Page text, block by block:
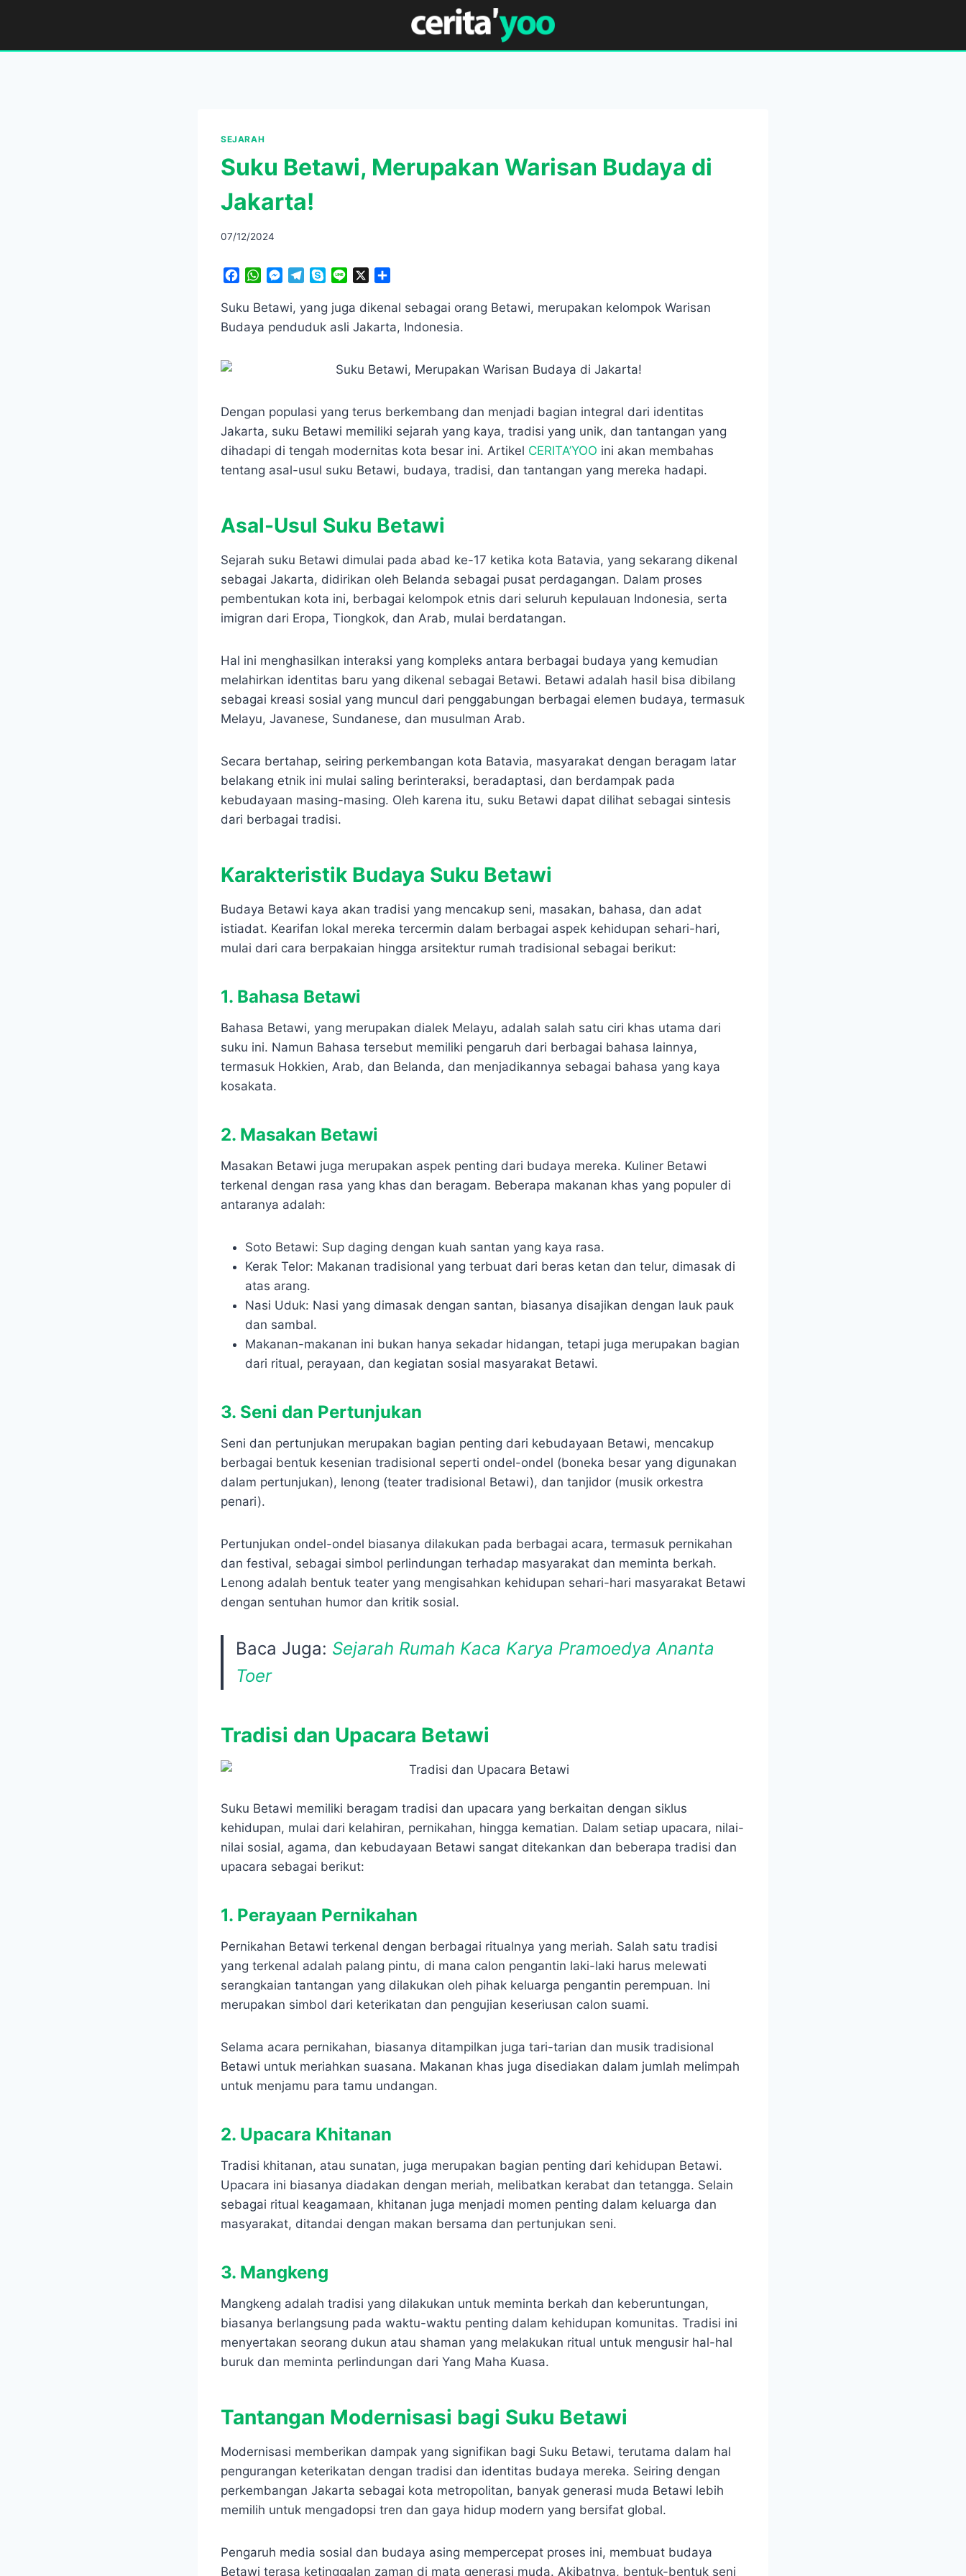
content
SEJARAH
Suku Betawi, Merupakan Warisan Budaya di
Jakarta!
07/12/2024
c
e
W
a
t
M
s
s
l
e
y
p
n
e
a
r
Suku Betawi, yang juga dikenal sebagai orang Betawi, merupakan kelompok Warisan
Budaya penduduk asli Jakarta, Indonesia.
Dengan populasi yang terus berkembang dan menjadi bagian integral dari identitas
Jakarta, suku Betawi memiliki sejarah yang kaya, tradisi yang unik, dan tantangan yang
dihadapi di tengah modernitas kota besar ini. Artikel CERITA’YOO ini akan membahas
tentang asal-usul suku Betawi, budaya, tradisi, dan tantangan yang mereka hadapi.
Asal-Usul Suku Betawi
Sejarah suku Betawi dimulai pada abad ke-17 ketika kota Batavia, yang sekarang dikenal
sebagai Jakarta, didirikan oleh Belanda sebagai pusat perdagangan. Dalam proses
pembentukan kota ini, berbagai kelompok etnis dari seluruh kepulauan Indonesia, serta
imigran dari Eropa, Tiongkok, dan Arab, mulai berdatangan.
Hal ini menghasilkan interaksi yang kompleks antara berbagai budaya yang kemudian
melahirkan identitas baru yang dikenal sebagai Betawi. Betawi adalah hasil bisa dibilang
sebagai kreasi sosial yang muncul dari penggabungan berbagai elemen budaya, termasuk
Melayu, Javanese, Sundanese, dan musulman Arab.
Secara bertahap, seiring perkembangan kota Batavia, masyarakat dengan beragam latar
belakang etnik ini mulai saling berinteraksi, beradaptasi, dan berdampak pada
kebudayaan masing-masing. Oleh karena itu, suku Betawi dapat dilihat sebagai sintesis
dari berbagai tradisi.
Karakteristik Budaya Suku Betawi
Budaya Betawi kaya akan tradisi yang mencakup seni, masakan, bahasa, dan adat
istiadat. Kearifan lokal mereka tercermin dalam berbagai aspek kehidupan sehari-hari,
mulai dari cara berpakaian hingga arsitektur rumah tradisional sebagai berikut:
1. Bahasa Betawi
Bahasa Betawi, yang merupakan dialek Melayu, adalah salah satu ciri khas utama dari
suku ini. Namun Bahasa tersebut memiliki pengaruh dari berbagai bahasa lainnya,
termasuk Hokkien, Arab, dan Belanda, dan menjadikannya sebagai bahasa yang kaya
kosakata.
2. Masakan Betawi
Masakan Betawi juga merupakan aspek penting dari budaya mereka. Kuliner Betawi
terkenal dengan rasa yang khas dan beragam. Beberapa makanan khas yang populer di
antaranya adalah:
Soto Betawi: Sup daging dengan kuah santan yang kaya rasa.
Kerak Telor: Makanan tradisional yang terbuat dari beras ketan dan telur, dimasak di
atas arang.
Nasi Uduk: Nasi yang dimasak dengan santan, biasanya disajikan dengan lauk pauk
dan sambal.
Makanan-makanan ini bukan hanya sekadar hidangan, tetapi juga merupakan bagian
dari ritual, perayaan, dan kegiatan sosial masyarakat Betawi.
3. Seni dan Pertunjukan
Seni dan pertunjukan merupakan bagian penting dari kebudayaan Betawi, mencakup
berbagai bentuk kesenian tradisional seperti ondel-ondel (boneka besar yang digunakan
dalam pertunjukan), lenong (teater tradisional Betawi), dan tanjidor (musik orkestra
penari).
Pertunjukan ondel-ondel biasanya dilakukan pada berbagai acara, termasuk pernikahan
dan festival, sebagai simbol perlindungan terhadap masyarakat dan meminta berkah.
Lenong adalah bentuk teater yang mengisahkan kehidupan sehari-hari masyarakat Betawi
dengan sentuhan humor dan kritik sosial.
Baca Juga: Sejarah Rumah Kaca Karya Pramoedya Ananta
Toer
Tradisi dan Upacara Betawi
Suku Betawi memiliki beragam tradisi dan upacara yang berkaitan dengan siklus
kehidupan, mulai dari kelahiran, pernikahan, hingga kematian. Dalam setiap upacara, nilai-
nilai sosial, agama, dan kebudayaan Betawi sangat ditekankan dan beberapa tradisi dan
upacara sebagai berikut:
1. Perayaan Pernikahan
Pernikahan Betawi terkenal dengan berbagai ritualnya yang meriah. Salah satu tradisi
yang terkenal adalah palang pintu, di mana calon pengantin laki-laki harus melewati
serangkaian tantangan yang dilakukan oleh pihak keluarga pengantin perempuan. Ini
merupakan simbol dari keterikatan dan pengujian keseriusan calon suami.
Selama acara pernikahan, biasanya ditampilkan juga tari-tarian dan musik tradisional
Betawi untuk meriahkan suasana. Makanan khas juga disediakan dalam jumlah melimpah
untuk menjamu para tamu undangan.
2. Upacara Khitanan
Tradisi khitanan, atau sunatan, juga merupakan bagian penting dari kehidupan Betawi.
Upacara ini biasanya diadakan dengan meriah, melibatkan kerabat dan tetangga. Selain
sebagai ritual keagamaan, khitanan juga menjadi momen penting dalam keluarga dan
masyarakat, ditandai dengan makan bersama dan pertunjukan seni.
3. Mangkeng
Mangkeng adalah tradisi yang dilakukan untuk meminta berkah dan keberuntungan,
biasanya berlangsung pada waktu-waktu penting dalam kehidupan komunitas. Tradisi ini
menyertakan seorang dukun atau shaman yang melakukan ritual untuk mengusir hal-hal
buruk dan meminta perlindungan dari Yang Maha Kuasa.
Tantangan Modernisasi bagi Suku Betawi
Modernisasi memberikan dampak yang signifikan bagi Suku Betawi, terutama dalam hal
pengurangan keterikatan dengan tradisi dan identitas budaya mereka. Seiring dengan
perkembangan Jakarta sebagai kota metropolitan, banyak generasi muda Betawi lebih
memilih untuk mengadopsi tren dan gaya hidup modern yang bersifat global.
Pengaruh media sosial dan budaya asing mempercepat proses ini, membuat budaya
Betawi terasa ketinggalan zaman di mata generasi muda. Akibatnya, bentuk-bentuk seni